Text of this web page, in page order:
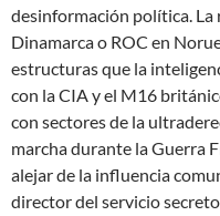
desinformación política. La
Dinamarca o ROC en
estructuras que la
con la CIA y el M16
con sectores de la
marcha durante la Guerra
alejar de la influencia
director del servicio